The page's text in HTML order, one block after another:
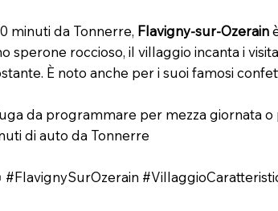
minuti da Tonnerre, Flavigny-sur-Ozerain
sperone roccioso, il villaggio incanta i
È noto anche per i suoi famosi
da programmare per mezza giornata
di auto da Tonnerre
#FlavignySurOzerain